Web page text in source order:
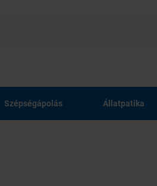
Szépségápolás Állatpatika